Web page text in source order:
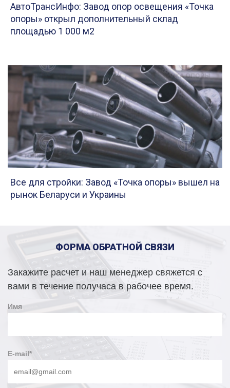
АвтоТрансИнфо: Завод опор освещения «Точка
опоры» открыл дополнительный склад
площадью 1 000 м2
Все для стройки: Завод «Точка опоры» вышел на
рынок Беларуси и Украины
ФОРМА ОБРАТНОЙ СВЯЗИ
Закажите расчет и наш менеджер свяжется с
вами в течение получаса в рабочее время.
Имя
E-mail*